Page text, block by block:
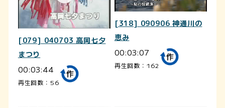
[079] 040703 高岡七夕
まつり
00:03:44
再生回数：56
[318] 090906 神通川の
恵み
00:03:07
再生回数：162